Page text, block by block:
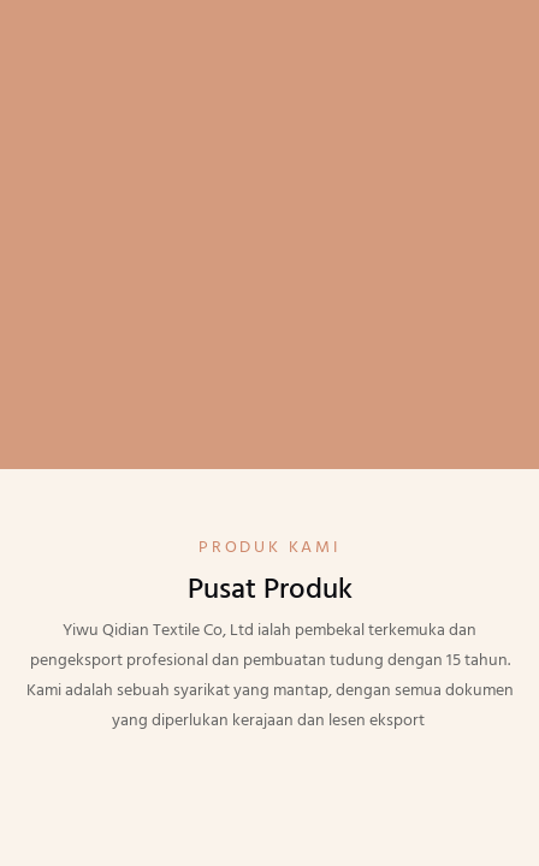
PRODUK KAMI
Pusat Produk
Yiwu Qidian Textile Co, Ltd ialah pembekal terkemuka dan
pengeksport profesional dan pembuatan tudung dengan 15 tahun.
Kami adalah sebuah syarikat yang mantap, dengan semua dokumen
yang diperlukan kerajaan dan lesen eksport